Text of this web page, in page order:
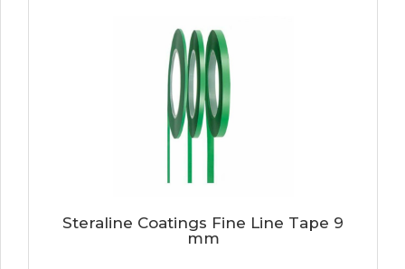
Steraline Coatings Fine Line Tape 9
mm